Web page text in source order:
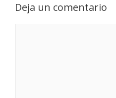
Deja un comentario